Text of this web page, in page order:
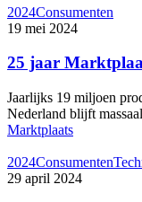
2024Consumenten
19 mei 2024
25 jaar
Jaarlijks 19 miljoen
Nederland blijft
Marktplaats
2024Consumenten
29 april 2024